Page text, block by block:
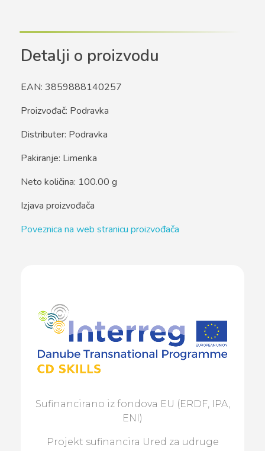
Detalji o proizvodu
EAN: 3859888140257
Proizvođač: Podravka
Distributer: Podravka
Pakiranje: Limenka
Neto količina: 100.00 g
Izjava proizvođača
Poveznica na web stranicu proizvođača
Sufinancirano iz fondova EU (ERDF, IPA,
ENI)
Projekt sufinancira Ured za udruge